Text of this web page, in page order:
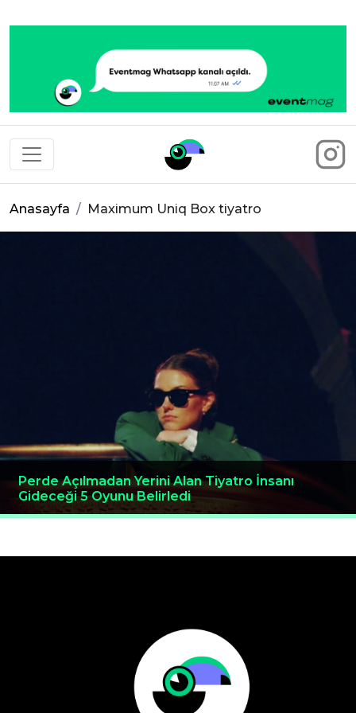
Eventmag
Anasayfa Maximum Uniq Box tiyatro
Perde Açılmadan Yerini Alan Tiyatro İnsanı
Gideceği 5 Oyunu Belirledi